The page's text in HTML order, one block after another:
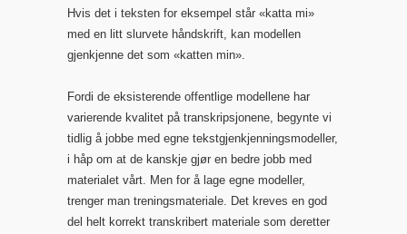
Hvis det i teksten for eksempel står «katta mi»
med en litt slurvete håndskrift, kan modellen
gjenkjenne det som «katten min».
Fordi de eksisterende offentlige modellene har
varierende kvalitet på transkripsjonene, begynte vi
tidlig å jobbe med egne tekstgjenkjenningsmodeller,
i håp om at de kanskje gjør en bedre jobb med
materialet vårt. Men for å lage egne modeller,
trenger man treningsmateriale. Det kreves en god
del helt korrekt transkribert materiale som deretter